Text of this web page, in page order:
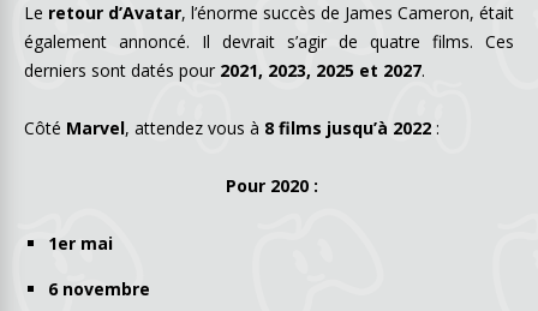
Le retour d’Avatar, l’énorme succès de James Cameron, était
également annoncé. Il devrait s’agir de quatre films. Ces
derniers sont datés pour 2021, 2023, 2025 et 2027.
Côté Marvel, attendez vous à 8 films jusqu’à 2022 :
Pour 2020 :
1er mai
6 novembre